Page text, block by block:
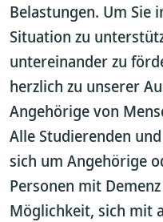
Belastungen. Um Sie
Situation zu
untereinander zu
herzlich zu unserer
Angehörige von
Alle Studierenden
sich um Angehörige
Personen mit
Möglichkeit, sich mit